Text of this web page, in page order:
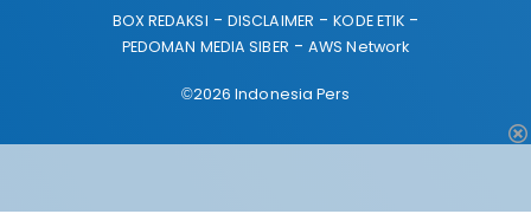
BOX REDAKSI DISCLAIMER
KODE ETIK
PEDOMAN MEDIA SIBER
AWS Network
©2026 Indonesia Pers